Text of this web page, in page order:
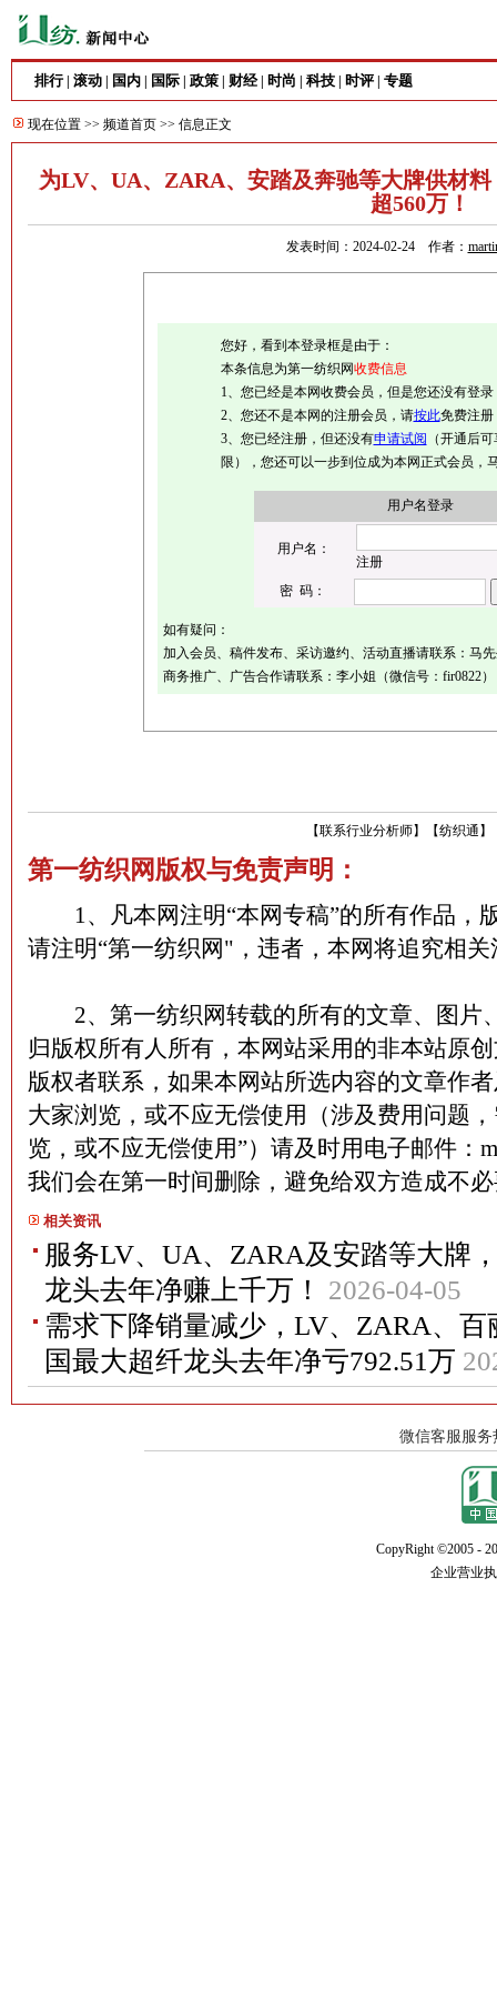
排行| 滚动 国内 国际 政策 财经| 时尚 科技 时评 专题
现在位置 >> 频道首页 >> 信息正文
为LV、UA、ZARA、安踏及奔驰等大牌供材
超560万！
发表时间：2024-02-24 作者：
您好，看到本登录框是由于：
本条信息为第一纺织网收费信息
1、您已经是本网收费会员，但是您还没有登录
2、您还不是本网的注册会员，请按此免费注册
3、您已经注册，但还没有申请试阅 （开通后
限），您还可以一步到位成为本网正式会员，
用户名登录
用户名：
注册
密 码：
如有疑问：
加入会员、稿件发布、采访邀约、活动直播请联系：马
商务推广、广告合作请联系：李小姐（微信号：fir0822）
【纺织通 】
【联系行业分析师】
第一纺织网版权与免责声明：
1、凡本网注明“本网专稿”的所有作品，
请注明“第一纺织网"，违者，本网将追究相
2、第一纺织网转载的所有的文章、图片
归版权所有人所有，本网站采用的非本站原
版权者联系，如果本网站所选内容的文章作
大家浏览，或不应无偿使用（涉及费用问题
览，或不应无偿使用”）请及时用电子邮件：
我们会在第一时间删除，避免给双方造成不
相关资讯
服务LV、UA、ZARA及安踏等大牌
龙头去年净赚上千万！
2026-04-05
需求下降销量减少，LV、ZARA、
国最大超纤龙头去年净亏792.51万
CopyRight ©2005 -
企业营业